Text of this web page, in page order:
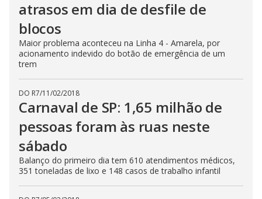
atrasos em dia de desfile de
blocos
Maior problema aconteceu na Linha 4 - Amarela, por
acionamento indevido do botão de emergência de um
trem
DO R7/11/02/2018
Carnaval de SP: 1,65 milhão de
pessoas foram às ruas neste
sábado
Balanço do primeiro dia tem 610 atendimentos médicos,
351 toneladas de lixo e 148 casos de trabalho infantil